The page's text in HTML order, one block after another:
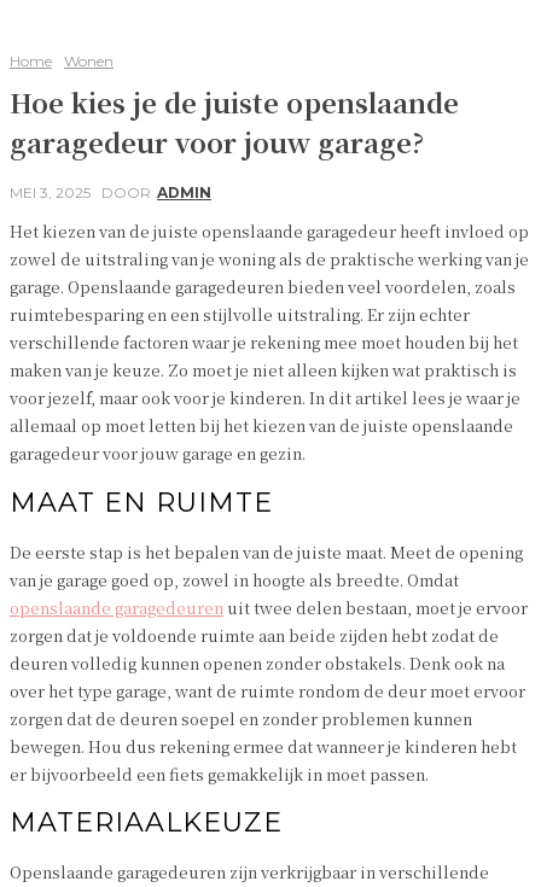
Home Wonen
Hoe kies je de juiste openslaande
garagedeur voor jouw garage?
MEI 3, 2025 DOOR ADMIN
Het kiezen van de juiste openslaande garagedeur heeft invloed op
zowel de uitstraling van je woning als de praktische werking van je
garage. Openslaande garagedeuren bieden veel voordelen, zoals
ruimtebesparing en een stijlvolle uitstraling. Er zijn echter
verschillende factoren waar je rekening mee moet houden bij het
maken van je keuze. Zo moet je niet alleen kijken wat praktisch is
voor jezelf, maar ook voor je kinderen. In dit artikel lees je waar je
allemaal op moet letten bij het kiezen van de juiste openslaande
garagedeur voor jouw garage en gezin.
MAAT EN RUIMTE
De eerste stap is het bepalen van de juiste maat. Meet de opening
van je garage goed op, zowel in hoogte als breedte. Omdat
openslaande garagedeuren uit twee delen bestaan, moet je ervoor
zorgen dat je voldoende ruimte aan beide zijden hebt zodat de
deuren volledig kunnen openen zonder obstakels. Denk ook na
over het type garage, want de ruimte rondom de deur moet ervoor
zorgen dat de deuren soepel en zonder problemen kunnen
bewegen. Hou dus rekening ermee dat wanneer je kinderen hebt
er bijvoorbeeld een fiets gemakkelijk in moet passen.
MATERIAALKEUZE
Openslaande garagedeuren zijn verkrijgbaar in verschillende